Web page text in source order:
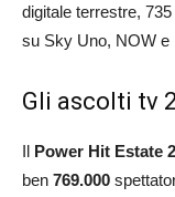
digitale terrestre,
su Sky Uno, NOW e
Gli ascolti tv
Il Power Hit Estate
ben 769.000